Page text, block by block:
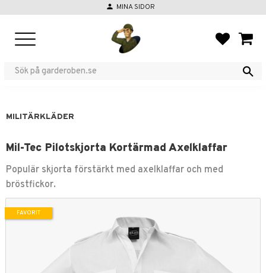
person MINA SIDOR
MILITÄRKLÄDER
Mil-Tec Pilotskjorta Kortärmad Axelklaffar
Populär skjorta förstärkt med axelklaffar och med
bröstfickor.
FAVORIT